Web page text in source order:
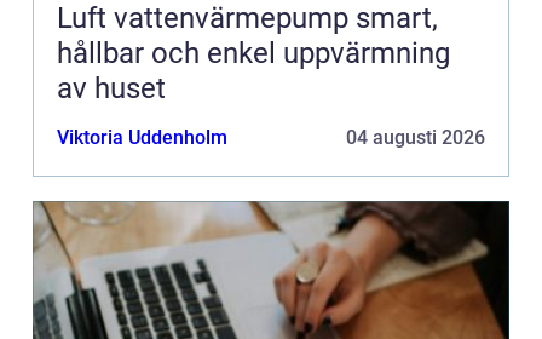
Luft vattenvärmepump smart,
hållbar och enkel uppvärmning
av huset
Viktoria Uddenholm 04 augusti 2026